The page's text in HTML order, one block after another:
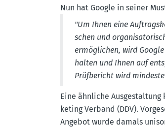
Nun hat Google in seiner
"Um Ihnen eine
schen und
ermög­lichen, wird
halten und Ihnen auf
Prüfbe­richt wird
Eine ähnliche
keting Verband (DDV).
Angebot wurde damals